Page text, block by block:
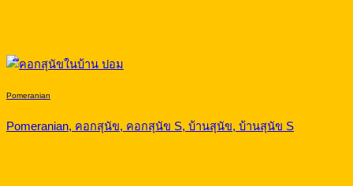
Pomeranian
Pomeranian, คอกสุนัข, คอกสุนัข S, บ้านสุนัข, บ้านสุนัข S